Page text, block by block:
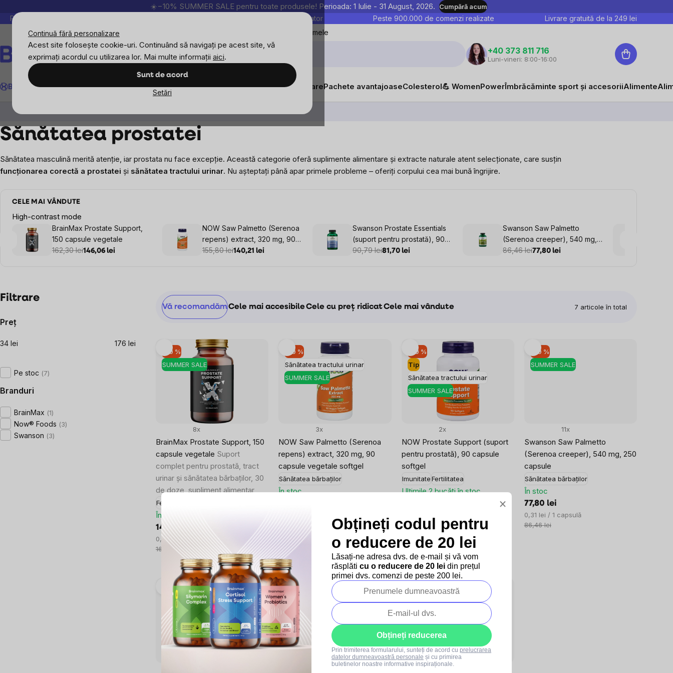
Continuă fără personalizare
Acest site folosește cookie-uri. Continuând să navigați pe acest site, vă
exprimați acordul cu utilizarea lor. Mai multe informații aici.
Sunt de acord
Setări
☀️−10% SUMMER SALE pentru toate produsele! Perioada: 1 Iulie - 31 August, 2026. Cumpără acum
Peste 200.000 de recenzii verificate Produsele noastre sunt testate în laborator Peste 900.000 de comenzi realizate Livrare gratuită de la 249 lei
Favoritele mele
Căutare
+40 373 811 716
Luni-vineri: 8:00-16:00
Coş
de
BrainMax
SportImunitateFemeiBărbațiCopiiObiectiveNoutățiSuplimente alimentarePachete avantajoaseColesterol💪 WomenPowerÎmbrăcăminte sport și accesoriiAlimente
Sănătatea prostatei
Sănătatea masculină merită atenție, iar prostata nu face excepție. Această categorie oferă suplimente alimentare și extracte naturale atent selecționate, care susțin
funcționarea corectă a prostatei și sănătatea tractului urinar. Nu așteptați până apar primele probleme – oferiți corpului cea mai bună îngrijire.
CELE MAI VÂNDUTE
High-contrast mode
BrainMax Prostate Support,
150 capsule vegetale
162,30 lei146,06 lei
NOW Saw Palmetto (Serenoa
repens) extract, 320 mg, 90
capsule vegetale softgel
155,80 lei140,21 lei
Swanson Prostate Essentials
(suport pentru prostată), 90
capsule din plante
90,79 lei81,70 lei
Swanson Saw Palmetto
(Serenoa creeper), 540 mg,
250 capsule
86,46 lei77,80 lei
Bară
laterală
Filtrare
Preţ
34 lei 176 lei
Pe stoc 7
Branduri
BrainMax 1
Now® Foods 3
Swanson 3
Selectarea
produsului
Vă recomandămCele mai accesibileCele cu preț ridicatCele mai vândute 7 articole în total
Listă
produse
SUMMER SALE
–10 %
BrainMax Prostate Support, 150
capsule vegetale Suport
complet pentru prostată, tract
urinar și sănătatea bărbaților, 30
de doze, supliment alimentar
Fertilitatea
8x
În stoc
146,06 lei
Evaluare
preţ:
0,97 lei / 1 capsulă
162,30 lei
Sănătatea tractului urinar
SUMMER SALE
–10 %
NOW Saw Palmetto (Serenoa
repens) extract, 320 mg, 90
capsule vegetale softgel
Sănătatea bărbaților
3x
În stoc
Tip
Sănătatea tractului urinar
SUMMER SALE
–10 %
NOW Prostate Support (suport
pentru prostată), 90 capsule
softgel
ImunitateFertilitatea
2x
Ultimile 2 bucăți în stoc
preţ:
118,96 lei
SUMMER SALE
–10 %
Swanson Saw Palmetto
(Serenoa creeper), 540 mg, 250
capsule
Sănătatea bărbaților
11x
În stoc
77,80 lei
Evaluare
preţ:
0,31 lei / 1 capsulă
86,46 lei
Sănătatea tractului urinar
SUMMER SALE
–10 %
SUMMER SALE
–10 %
Tip
SUMMER SALE
–10 %
3x
×
Obțineți codul pentru
o reducere de 20 lei
Lăsați-ne adresa dvs. de e-mail și vă vom
răsplăti cu o reducere de 20 lei din prețul
primei dvs. comenzi de peste 200 lei.
Obțineți reducerea
Prin trimiterea formularului, sunteți de acord cu prelucrarea
datelor dumneavoastră personale și cu primirea
buletinelor noastre informative inspiraționale.